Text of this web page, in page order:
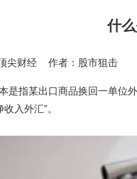
什
尖财经 作者：股市狙击
指某出口商品换回一单位
入外汇”。